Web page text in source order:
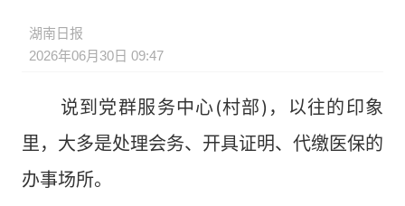
湖南日报
2026年06月30日 09:47
说到党群服务中心(村部)，以往的印象
里，大多是处理会务、开具证明、代缴医保的
办事场所。